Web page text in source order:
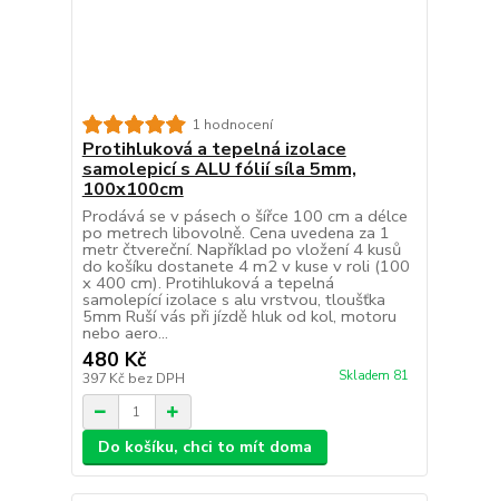
1 hodnocení
Protihluková a tepelná izolace
samolepicí s ALU fólií síla 5mm,
100x100cm
Prodává se v pásech o šířce 100 cm a délce
po metrech libovolně. Cena uvedena za 1
metr čtvereční. Například po vložení 4 kusů
do košíku dostanete 4 m2 v kuse v roli (100
x 400 cm). Protihluková a tepelná
samolepící izolace s alu vrstvou, tloušťka
5mm Ruší vás při jízdě hluk od kol, motoru
nebo aero...
480 Kč
397 Kč bez DPH Skladem 81
Do košíku, chci to mít doma